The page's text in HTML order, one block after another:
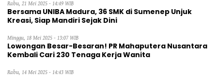
Rabu, 21 Mei 2025 - 14:49 WIB
Bersama UNIBA Madura, 36 SMK di Sumenep Unjuk
Kreasi, Siap Mandiri Sejak Dini
Minggu, 18 Mei 2025 - 13:07 WIB
Lowongan Besar-Besaran! PR Mahaputera Nusantara
Kembali Cari 230 Tenaga Kerja Wanita
Rabu, 14 Mei 2025 - 14:43 WIB